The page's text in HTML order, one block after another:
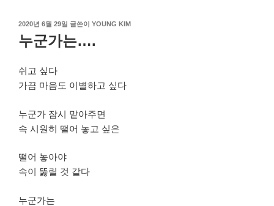
작
성
일
2020년 6월 29일 글쓴이 YOUNG KIM
누군가는….
쉬고 싶다
가끔 마음도 이별하고 싶다
누군가 잠시 맡아주면
속 시원히 떨어 놓고 싶은
떨어 놓아야
속이 뚫릴 것 같다
누군가는